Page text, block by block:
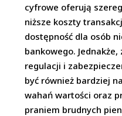
cyfrowe oferują
niższe koszty
dostępność dla osób
bankowego.
regulacji i
być również bardziej
wahań wartości oraz
praniem brudnych